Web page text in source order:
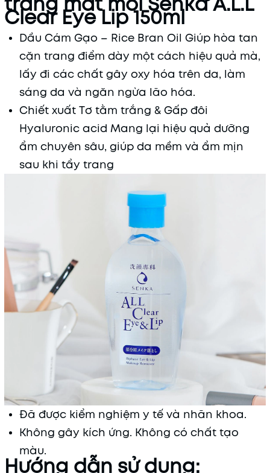
Clear Eye Lip 150ml
Dầu Cám Gạo – Rice Bran Oil Giúp hòa tan
cặn trang điểm dày một cách hiệu quả mà,
lấy đi các chất gây oxy hóa trên da, làm
sáng da và ngăn ngừa lão hóa.
Chiết xuất Tơ tằm trắng & Gấp đôi
Hyaluronic acid Mang lại hiệu quả dưỡng
ẩm chuyên sâu, giúp da mềm và ẩm mịn
sau khi tẩy trang
Đã được kiểm nghiệm y tế và nhãn khoa.
Không gây kích ứng. Không có chất tạo
màu.
Hướng dẫn sử dụng: